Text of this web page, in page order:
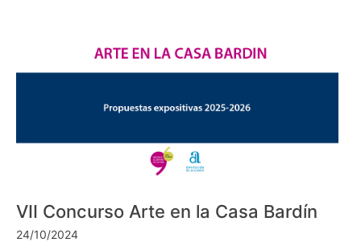
VII Concurso Arte en la Casa Bardín
24/10/2024